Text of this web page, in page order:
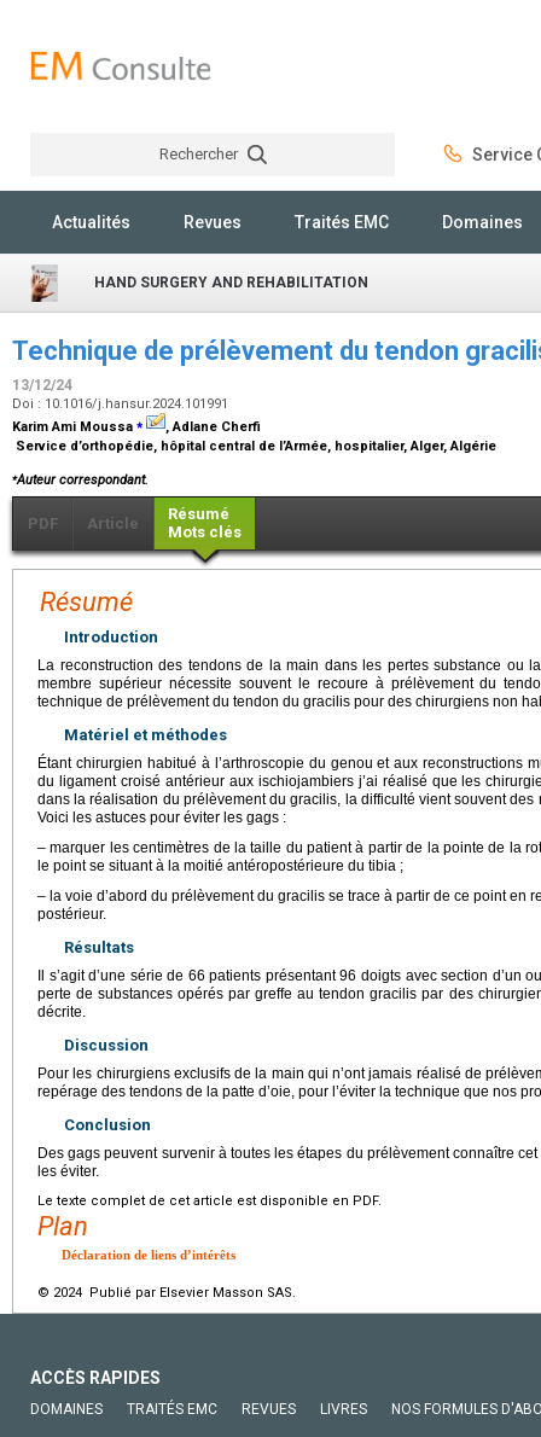
Rechercher Service
Actualités Revues Traités EMC Domaines
HAND SURGERY AND REHABILITATION
Technique de prélèvement du tendon
13/12/24
Doi : 10.1016/j.hansur.2024.101991
Karim Ami Moussa ⁎
, Adlane Cherfi
Service d’orthopédie, hôpital central de l’Armée, hospitalier, Alger, Algérie
⁎Auteur correspondant.
PDF Article
Résumé
Mots clés
Résumé
Introduction
La reconstruction des tendons de la main dans les pertes substance ou
membre supérieur nécessite souvent le recoure à prélèvement du
technique de prélèvement du tendon du gracilis pour des chirurgiens non
Matériel et méthodes
Étant chirurgien habitué à l’arthroscopie du genou et aux reconstructions
du ligament croisé antérieur aux ischiojambiers j’ai réalisé que les
dans la réalisation du prélèvement du gracilis, la difficulté vient souvent des
Voici les astuces pour éviter les gags :
– marquer les centimètres de la taille du patient à partir de la pointe de la
le point se situant à la moitié antéropostérieure du tibia ;
– la voie d’abord du prélèvement du gracilis se trace à partir de ce point en
postérieur.
Résultats
Il s’agit d’une série de 66 patients présentant 96 doigts avec section d’un
perte de substances opérés par greffe au tendon gracilis par des
décrite.
Discussion
Pour les chirurgiens exclusifs de la main qui n’ont jamais réalisé de
repérage des tendons de la patte d’oie, pour l’éviter la technique que nos
Conclusion
Des gags peuvent survenir à toutes les étapes du prélèvement connaître
les éviter.
Le texte complet de cet article est disponible en PDF.
Plan
Déclaration de liens d’intérêts
© 2024 Publié par Elsevier Masson SAS.
ACCÈS RAPIDES
DOMAINES TRAITÉS EMC REVUES LIVRES NOS FORMULES